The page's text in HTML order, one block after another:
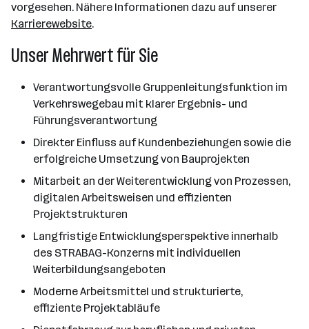
vorgesehen. Nähere Informationen dazu auf unserer
Karrierewebsite.
Unser Mehrwert für Sie
Verantwortungsvolle Gruppenleitungsfunktion im
Verkehrswegebau mit klarer Ergebnis- und
Führungsverantwortung
Direkter Einfluss auf Kundenbeziehungen sowie die
erfolgreiche Umsetzung von Bauprojekten
Mitarbeit an der Weiterentwicklung von Prozessen,
digitalen Arbeitsweisen und effizienten
Projektstrukturen
Langfristige Entwicklungsperspektive innerhalb
des STRABAG-Konzerns mit individuellen
Weiterbildungsangeboten
Moderne Arbeitsmittel und strukturierte,
effiziente Projektabläufe